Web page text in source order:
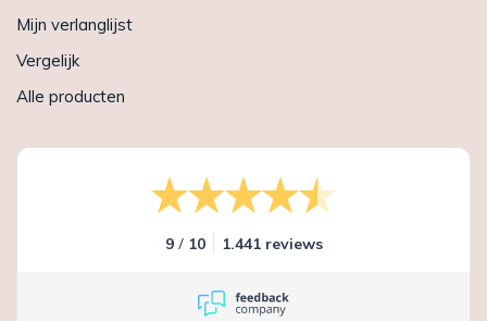
Mijn verlanglijst
Vergelijk
Alle producten
9 / 10 1.441 reviews